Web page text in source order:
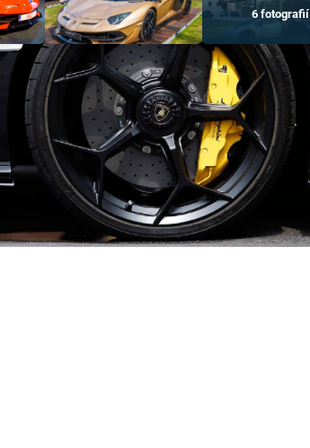
6 fotografií
2020 pár desítek metrů před
Troji za své, bylo Lamborghini
limitované edici a měl najeto